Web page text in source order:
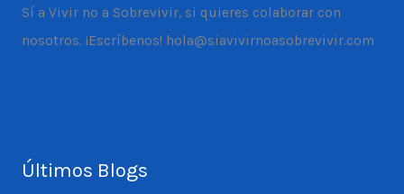
Sí a Vivir no a Sobrevivir, si quieres colaborar con
nosotros. ¡Escríbenos! hola@siavivirnoasobrevivir.com
Últimos Blogs